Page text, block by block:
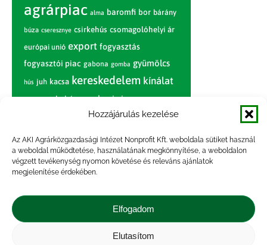
Hozzájárulás kezelése
Az AKI Agrárközgazdasági Intézet Nonprofit Kft. weboldala sütiket használ
a weboldal működtetése, használatának megkönnyítése, a weboldalon
végzett tevékenység nyomon követése és releváns ajánlatok
megjelenítése érdekében.
Elfogadom
Elutasítom
agrárpiac alma baromfi bor bárány
búza cseresznye csirkehús csomagolóhelyi ár
európai unió export fogyasztás
fogyasztói piac gabona gomba gyümölcs
hús juh kacsa kereskedelem kínálat
körte marhahús nagybani piac narancs
nemzetközi árinformációk
paradicsom piac piaci jelentés
pulyka pulykahús sertés sertéshús
szarvasmarha termelés
termelői
zöldség árak
átlagárértékesítési ár